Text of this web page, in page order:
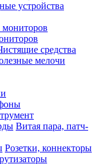
устройства
средства
мелочи
Витая пара, патч-
Розетки, коннекторы